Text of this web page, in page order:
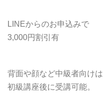
LINEからのお申込みで
3,000円割引有
背面や顔など中級者向けは
初級講座後に受講可能。